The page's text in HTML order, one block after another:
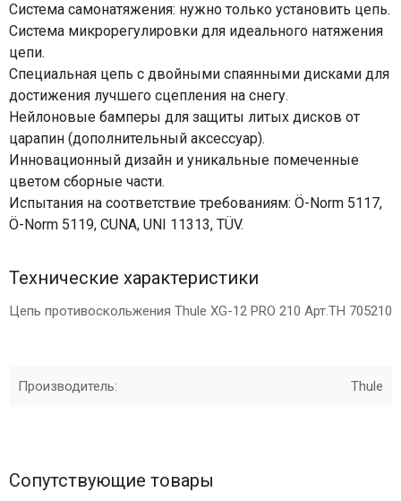
Система самонатяжения: нужно только установить цепь.
Система микрорегулировки для идеального натяжения
цепи.
Специальная цепь с двойными спаянными дисками для
достижения лучшего сцепления на снегу.
Нейлоновые бамперы для защиты литых дисков от
царапин (дополнительный аксессуар).
Инновационный дизайн и уникальные помеченные
цветом сборные части.
Испытания на соответствие требованиям: Ö-Norm 5117,
Ö-Norm 5119, CUNA, UNI 11313, TÜV.
Технические характеристики
Цепь противоскольжения Thule XG-12 PRO 210 Арт.TH 705210
Производитель: Thule
Сопутствующие товары